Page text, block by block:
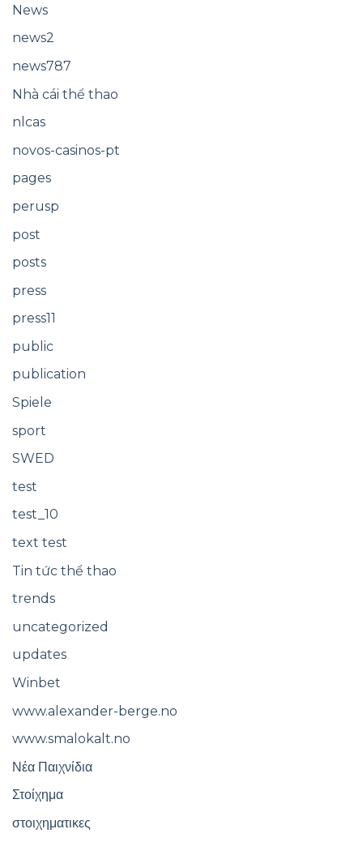
News
news2
news787
Nhà cái thể thao
nlcas
novos-casinos-pt
pages
perusp
post
posts
press
press11
public
publication
Spiele
sport
SWED
test
test_10
text test
Tin tức thể thao
trends
uncategorized
updates
Winbet
www.alexander-berge.no
www.smalokalt.no
Νέα Παιχνίδια
Στοίχημα
στοιχηματικες